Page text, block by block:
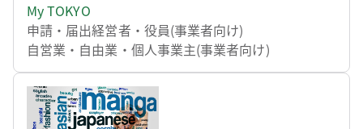
My TOKYO
申請・届出経営者・役員(事業者向け)
自営業・自由業・個人事業主(事業者向け)